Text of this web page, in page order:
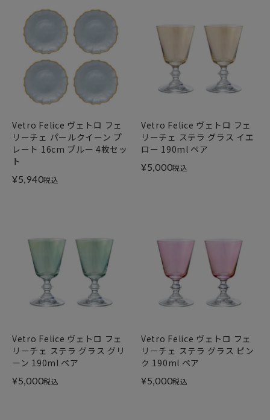
Vetro Felice ヴェトロ フェ
リーチェ パールクイーン プ
レート 16cm ブルー 4枚セッ
ト
¥5,940税込
Vetro Felice ヴェトロ フェ
リーチェ ステラ グラス イエ
ロー 190ml ペア
¥5,000税込
Vetro Felice ヴェトロ フェ
リーチェ ステラ グラス グリ
ーン 190ml ペア
¥5,000税込
Vetro Felice ヴェトロ フェ
リーチェ ステラ グラス ピン
ク 190ml ペア
¥5,000税込